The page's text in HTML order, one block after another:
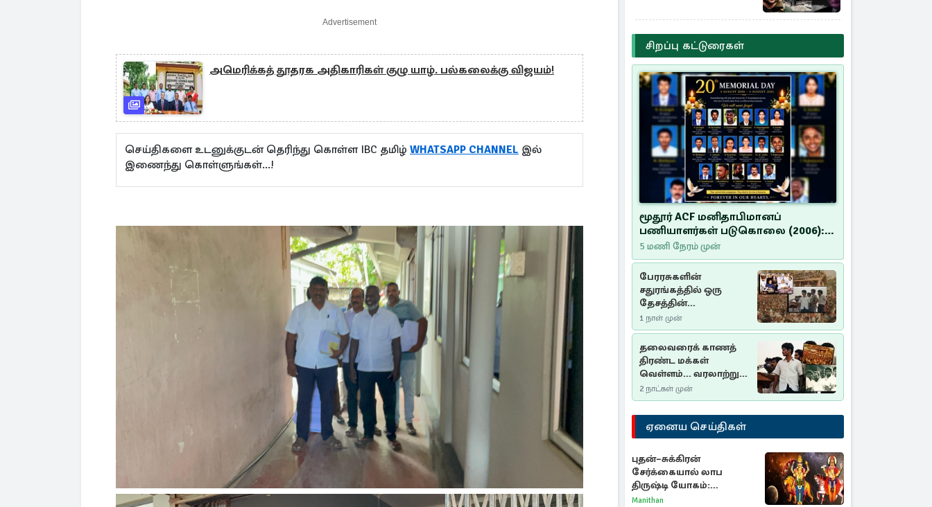
Advertisement
அமெரிக்கத் தூதரக அதிகாரிகள் குழு யாழ். பல்கலைக்கு விஜயம்!
செய்திகளை உடனுக்குடன் தெரிந்து கொள்ள IBC தமிழ் WHATSAPP CHANNEL இல்
இணைந்து கொள்ளுங்கள்...!
சிறப்பு கட்டுரைகள்
மூதூர் ACF மனிதாபிமானப்
பணியாளர்கள் படுகொலை (2006):
20 ஆண்டுகளாகியும் நீதி
மறுக்கப்பட்ட மனிதாபிமானப்
பேரவலம்
5 மணி நேரம் முன்
பேரரசுகளின்
சதுரங்கத்தில் ஒரு
தேசத்தின்
தீர்க்கதரிசனம் :
சுதுமலை பிரகடனம்
ஒரு வரலாற்றுப் பாடம்
1 நாள் முன்
தலைவரைக் காணத்
திரண்ட மக்கள்
வெள்ளம்... வரலாற்றுச்
சிறப்புமிக்க சுதுமலைப்
பிரகடனம்…
2 நாட்கள் முன்
ஏனைய செய்திகள்
புதன்–சுக்கிரன்
சேர்க்கையால் லாப
திருஷ்டி யோகம்:
அதிர்ஷ்டம் பெறும் டாப் 3
Manithan